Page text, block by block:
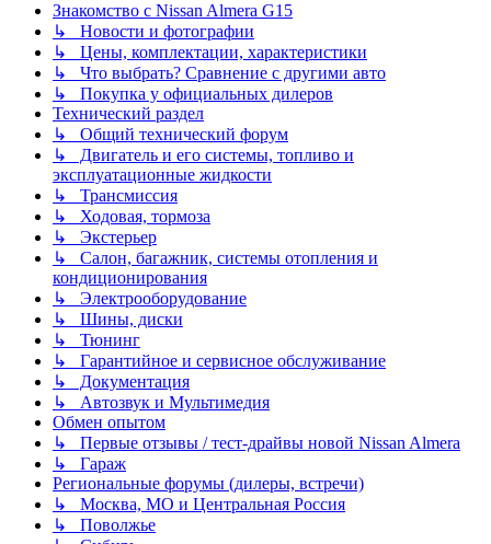
Знакомство с Nissan Almera G15
↳ Новости и фотографии
↳ Цены, комплектации, характеристики
↳ Что выбрать? Сравнение с другими авто
↳ Покупка у официальных дилеров
Технический раздел
↳ Общий технический форум
↳ Двигатель и его системы, топливо и
эксплуатационные жидкости
↳ Трансмиссия
↳ Ходовая, тормоза
↳ Экстерьер
↳ Салон, багажник, системы отопления и
кондиционирования
↳ Электрооборудование
↳ Шины, диски
↳ Тюнинг
↳ Гарантийное и сервисное обслуживание
↳ Документация
↳ Автозвук и Мультимедия
Обмен опытом
↳ Первые отзывы / тест-драйвы новой Nissan Almera
↳ Гараж
Региональные форумы (дилеры, встречи)
↳ Москва, МО и Центральная Россия
↳ Поволжье